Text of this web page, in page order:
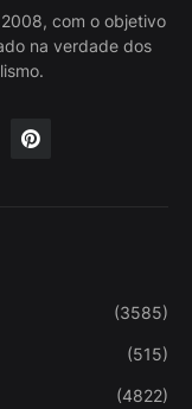
com o objetivo
na verdade dos
(3585)
(515)
(4822)